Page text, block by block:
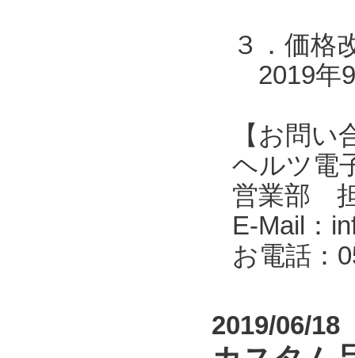
３．価格
2019年
【お問い
ヘルツ電
営業部
E-Mail：
お電話：
2019/06/18